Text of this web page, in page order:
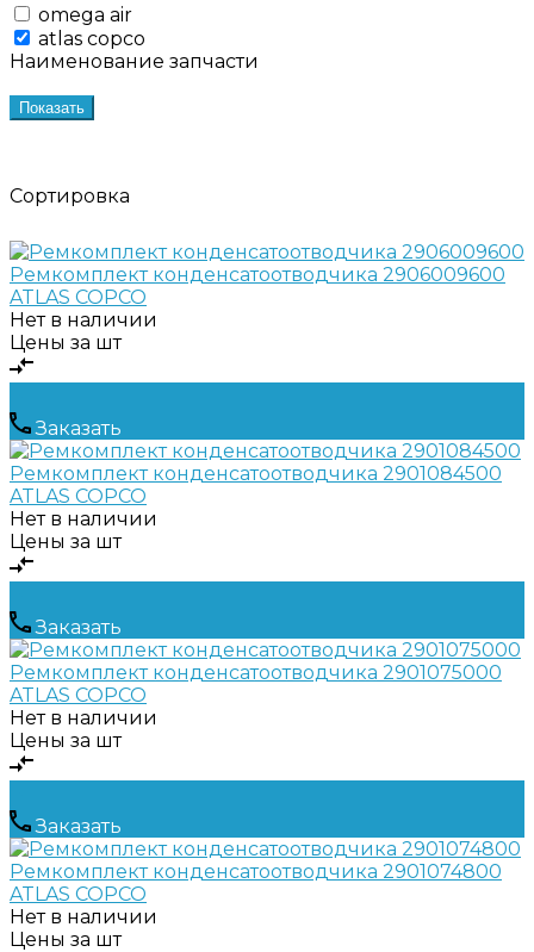
omega air
atlas copco
Наименование запчасти
Показать
Сортировка
Ремкомплект конденсатоотводчика 2906009600
ATLAS COPCO
Нет в наличии
Цены за шт
Заказать
Ремкомплект конденсатоотводчика 2901084500
ATLAS COPCO
Нет в наличии
Цены за шт
Заказать
Ремкомплект конденсатоотводчика 2901075000
ATLAS COPCO
Нет в наличии
Цены за шт
Заказать
Ремкомплект конденсатоотводчика 2901074800
ATLAS COPCO
Нет в наличии
Цены за шт